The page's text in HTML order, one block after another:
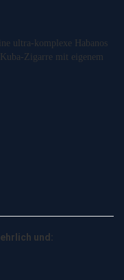
ultra-komplexe Habanos
Zigarre mit eigenem
und: